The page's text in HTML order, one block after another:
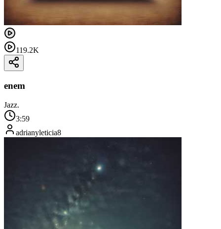
119.2K
enem
Jazz.
3:59
adrianyleticia8